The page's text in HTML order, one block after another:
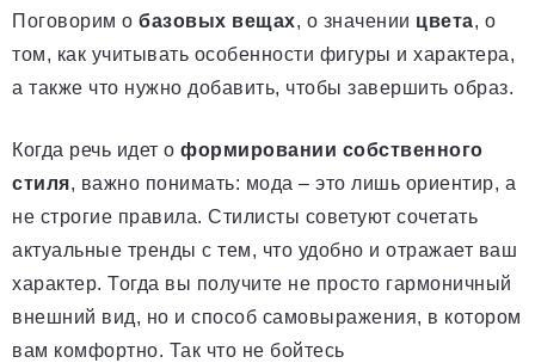
Поговорим о базовых вещах, о значении цвета, о
том, как учитывать особенности фигуры и характера,
а также что нужно добавить, чтобы завершить образ.
Когда речь идет о формировании собственного
стиля, важно понимать: мода – это лишь ориентир, а
не строгие правила. Стилисты советуют сочетать
актуальные тренды с тем, что удобно и отражает ваш
характер. Тогда вы получите не просто гармоничный
внешний вид, но и способ самовыражения, в котором
вам комфортно. Так что не бойтесь